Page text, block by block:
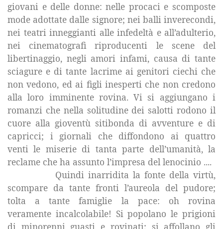
giovani e delle donne: nelle procaci e scomposte
mode adottate dalle signore; nei balli inverecondi,
nei teatri inneggianti alle infedeltà e all’adulterio,
nei cinematografi riproducenti le scene del
libertinaggio, negli amori infami, causa di tante
sciagure e di tante lacrime ai genitori ciechi che
non vedono, ed ai figli inesperti che non credono
alla loro imminente rovina. Vi si aggiungano i
romanzi che nella solitudine dei salotti rodono il
cuore alla gioventù sitibonda di avventure e di
capricci; i giornali che diffondono ai quattro
venti le miserie di tanta parte dell’umanità, la
reclame che ha assunto l’impresa del lenocinio ....
Quindi inarridita la fonte della virtù,
scompare da tante fronti l’aureola del pudore;
tolta a tante famiglie la pace: oh rovina
veramente incalcolabile! Si popolano le prigioni
di minorenni guasti e rovinati; si affollano gli